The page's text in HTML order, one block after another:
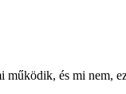
és mi nem,